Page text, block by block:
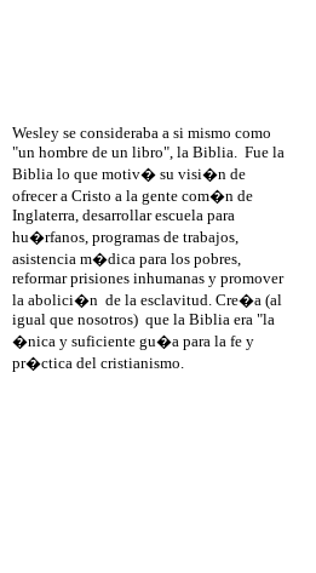
Wesley se consideraba a si mismo como
"un hombre de un libro", la Biblia. Fue la
Biblia lo que motiv� su visi�n de
ofrecer a Cristo a la gente com�n de
Inglaterra, desarrollar escuela para
hu�rfanos, programas de trabajos,
asistencia m�dica para los pobres,
reformar prisiones inhumanas y promover
la abolici�n de la esclavitud. Cre�a (al
igual que nosotros) que la Biblia era "la
�nica y suficiente gu�a para la fe y
pr�ctica del cristianismo.